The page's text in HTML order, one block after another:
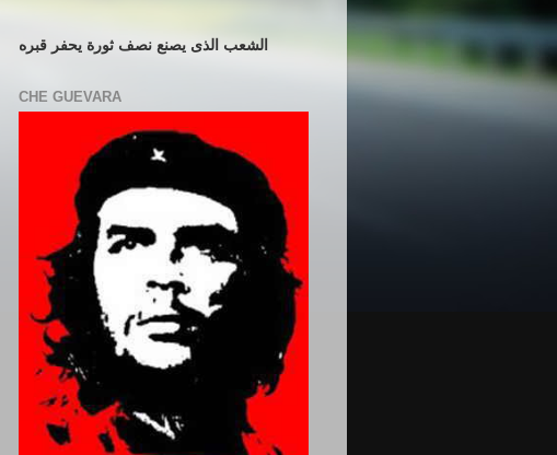
الشعب الذى يصنع نصف ثورة يحفر قبره
CHE GUEVARA